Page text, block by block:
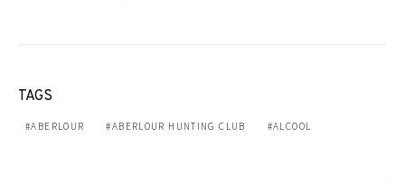
TAGS
ABERLOUR ABERLOUR HUNTING CLUB ALCOOL